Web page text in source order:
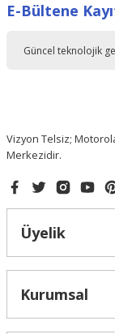
E-Bültene
Vizyon Telsiz;
Merkezidir.
Üyelik
Kurumsal